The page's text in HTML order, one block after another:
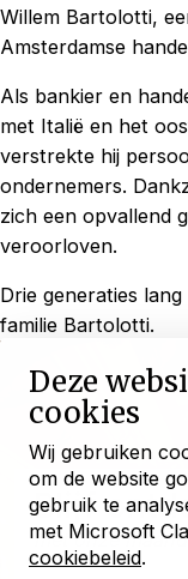
Deze
cookies
Wij gebruiken
om de website
gebruik te
met Microsoft
cookiebeleid.
Willem Bartolotti,
Amsterdamse
Als bankier en
met Italië en het
verstrekte hij
ondernemers.
zich een opvallend
veroorloven.
Drie generaties
familie Bartolotti.
Blijf
met onze